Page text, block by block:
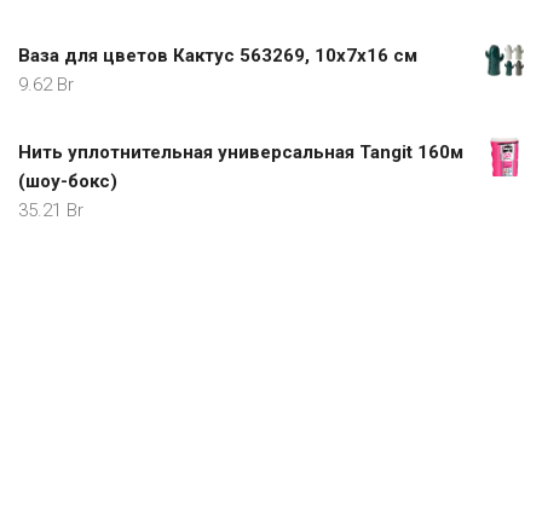
Ваза для цветов Кактус 563269, 10х7х16 см
9.62 Br
Нить уплотнительная универсальная Tangit 160м
(шоу-бокс)
35.21 Br